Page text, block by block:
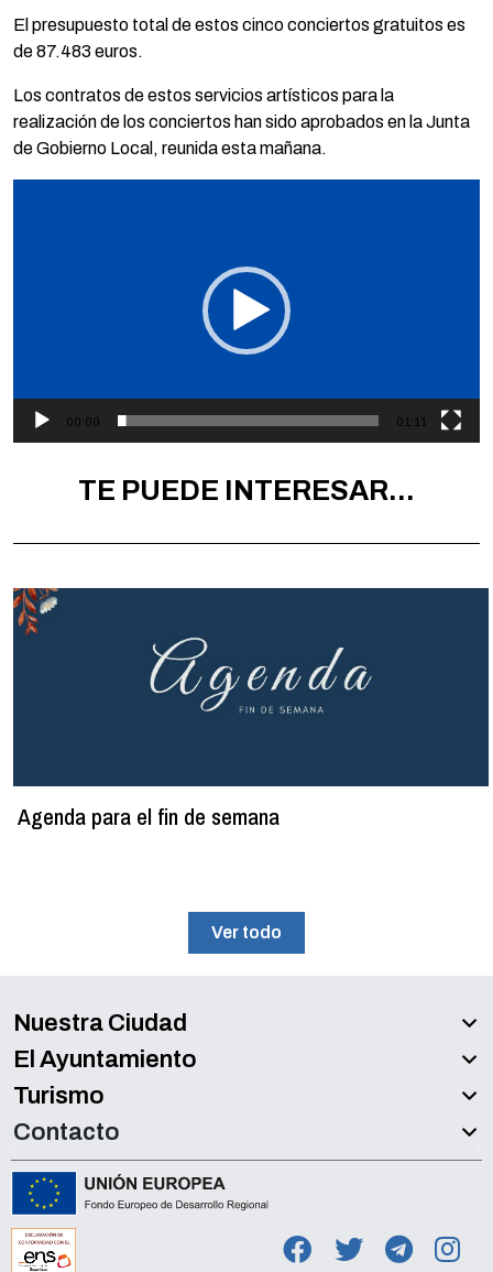
El presupuesto total de estos cinco conciertos gratuitos es
de 87.483 euros.
Los contratos de estos servicios artísticos para la
realización de los conciertos han sido aprobados en la Junta
de Gobierno Local, reunida esta mañana.
00:00 01:11
TE PUEDE INTERESAR...
Agenda para el fin de semana
Ver todo
Nuestra Ciudad
El Ayuntamiento
Turismo
Contacto